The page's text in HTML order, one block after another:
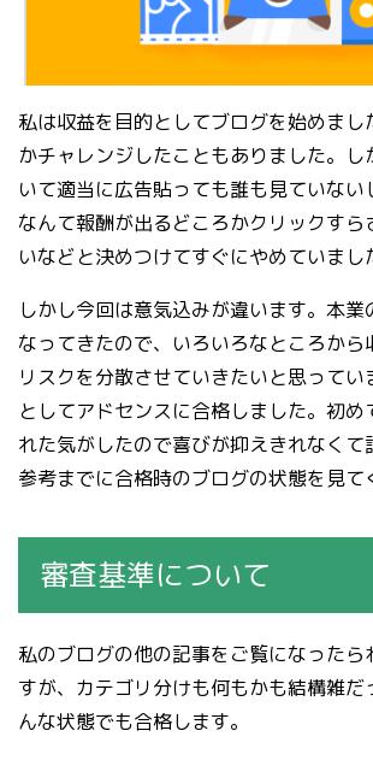
私は収益を目的としてブログを始めまし
かチャレンジしたこともありました。
いて適当に広告貼っても誰も見ていない
なんて報酬が出るどころかクリックすら
いなどと決めつけてすぐにやめていまし
しかし今回は意気込みが違います。本業
なってきたので、いろいろなところから
リスクを分散させていきたいと思ってい
としてアドセンスに合格しました。初め
れた気がしたので喜びが抑えきれなくて
参考までに合格時のブログの状態を見て
審査基準について
私のブログの他の記事をご覧になったら
すが、カテゴリ分けも何もかも結構雑だ
んな状態でも合格します。